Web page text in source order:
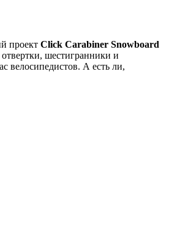
проект Click Carabiner Snowboard
шестигранники и
велосипедистов. А есть ли,